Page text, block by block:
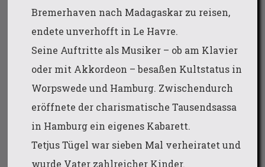
Bremerhaven nach Madagaskar zu reisen,
endete unverhofft in Le Havre.
Seine Auftritte als Musiker – ob am Klavier
oder mit Akkordeon – besaßen Kultstatus in
Worpswede und Hamburg. Zwischendurch
eröffnete der charismatische Tausendsassa
in Hamburg ein eigenes Kabarett.
Tetjus Tügel war sieben Mal verheiratet und
wurde Vater zahlreicher Kinder.